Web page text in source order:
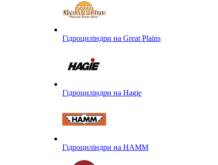
Гідроциліндри на Great Plains
Гідроциліндри на Hagie
Гідроциліндри на HAMM